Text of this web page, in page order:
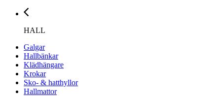
HALL
Galgar
Hallbänkar
Klädhängare
Krokar
Sko- & hatthyllor
Hallmattor